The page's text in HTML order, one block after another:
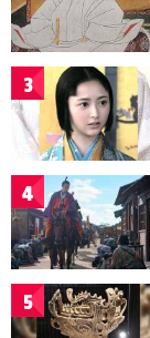
3
4
5